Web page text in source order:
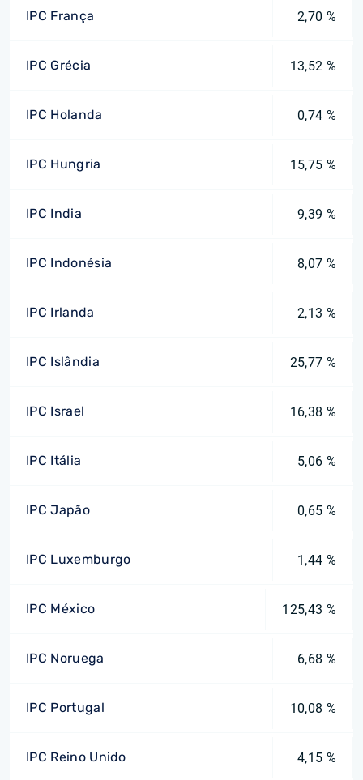
IPC França 2,70 %
IPC Grécia 13,52 %
IPC Holanda 0,74 %
IPC Hungria 15,75 %
IPC India 9,39 %
IPC Indonésia 8,07 %
IPC Irlanda 2,13 %
IPC Islândia 25,77 %
IPC Israel 16,38 %
IPC Itália 5,06 %
IPC Japão 0,65 %
IPC Luxemburgo 1,44 %
IPC México 125,43 %
IPC Noruega 6,68 %
IPC Portugal 10,08 %
IPC Reino Unido 4,15 %